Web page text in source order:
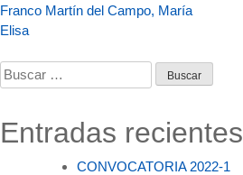
Navegación
entradas
Franco Martín del Campo, María
Elisa
Buscar:
Entradas recientes
CONVOCATORIA 2022-1